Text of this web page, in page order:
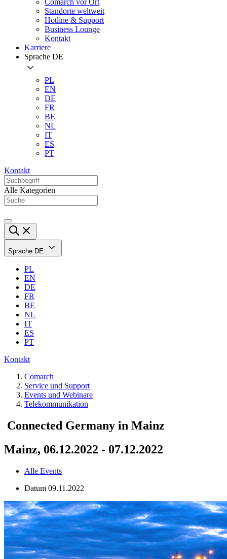
Comarch vor Ort
Standorte weltweit
Hotline & Support
Business Lounge
Kontakt
Karriere
Sprache DE
PL
EN
DE
FR
BE
NL
IT
ES
PT
Kontakt
Alle Kategorien
Sprache DE
PL
EN
DE
FR
BE
NL
IT
ES
PT
Kontakt
Comarch
Service und Support
Events und Webinare
Telekommunikation
Connected Germany in Mainz
Mainz, 06.12.2022 - 07.12.2022
Alle Events
Datum 09.11.2022